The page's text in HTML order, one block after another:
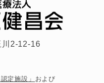
川2-12-16
定施設」 および